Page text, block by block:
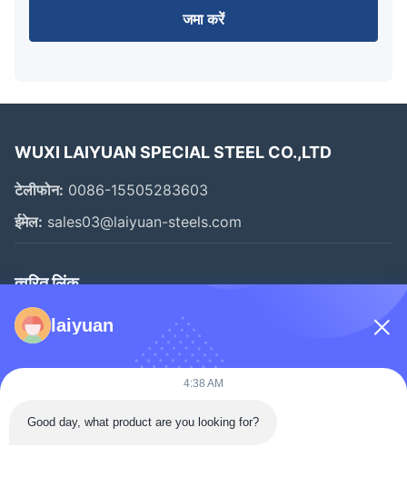
जमा करें
WUXI LAIYUAN SPECIAL STEEL CO.,LTD
टेलीफोन: 0086-15505283603
ईमेल: sales03@laiyuan-steels.com
त्वरित लिंक
घर
हमारे बारे में
laiyuan
4:38 AM
Good day, what product are you looking for?